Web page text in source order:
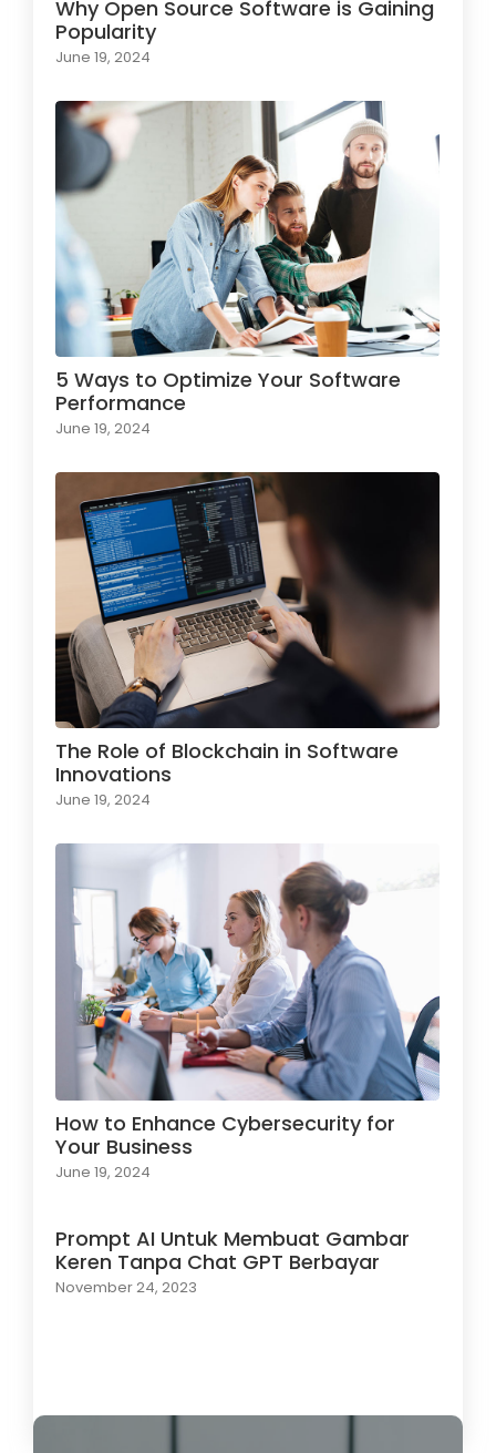
Why Open Source Software is Gaining
Popularity
June 19, 2024
5 Ways to Optimize Your Software
Performance
June 19, 2024
The Role of Blockchain in Software
Innovations
June 19, 2024
How to Enhance Cybersecurity for
Your Business
June 19, 2024
Prompt AI Untuk Membuat Gambar
Keren Tanpa Chat GPT Berbayar
November 24, 2023